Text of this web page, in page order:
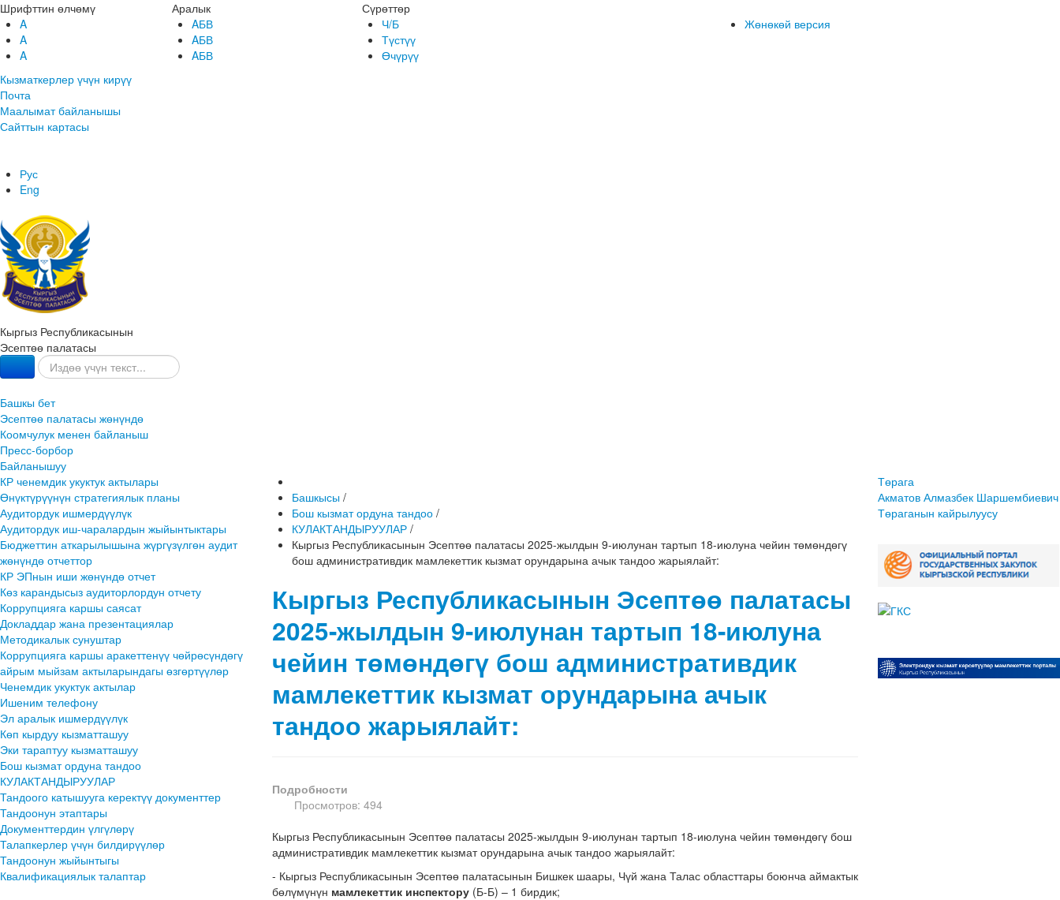
Шрифттин өлчөмү
A
A
A
Аралык
AБВ
AБВ
AБВ
Сүрөттөр
Ч/Б
Түстүү
Өчүрүү
Жөнөкөй версия
Кызматкерлер үчүн кирүү
Почта
Маалымат байланышы
Сайттын картасы
Рус
Eng
Кыргыз Республикасынын
Эсептөө палатасы
Башкы бет
Эсептөө палатасы жөнүндө
Коомчулук менен байланыш
Пресс-борбор
Байланышуу
КР ченемдик укуктук актылары
Өнүктүрүүнүн стратегиялык планы
Аудитордук ишмердүүлүк
Аудитордук иш-чаралардын жыйынтыктары
Бюджеттин аткарылышына жүргүзүлгөн аудит
жөнүндө отчеттор
КР ЭПнын иши жөнүндө отчет
Көз карандысыз аудиторлордун отчету
Коррупцияга каршы саясат
Докладдар жана презентациялар
Методикалык сунуштар
Коррупцияга каршы аракеттенүү чөйрөсүндөгү
айрым мыйзам актыларындагы өзгөртүүлөр
Ченемдик укуктук актылар
Ишеним телефону
Эл аралык ишмердүүлүк
Көп кырдуу кызматташуу
Эки тараптуу кызматташуу
Бош кызмат ордуна тандоо
КУЛАКТАНДЫРУУЛАР
Тандоого катышууга керектүү документтер
Тандоонун этаптары
Документтердин үлгүлөрү
Талапкерлер үчүн билдирүүлөр
Тандоонун жыйынтыгы
Квалификациялык талаптар
Башкысы /
Бош кызмат ордуна тандоо /
КУЛАКТАНДЫРУУЛАР /
Кыргыз Республикасынын Эсептөө палатасы 2025-жылдын 9-июлунан тартып 18-июлуна чейин төмөндөгү
бош административдик мамлекеттик кызмат орундарына ачык тандоо жарыялайт:
Кыргыз Республикасынын Эсептөө палатасы
2025-жылдын 9-июлунан тартып 18-июлуна
чейин төмөндөгү бош административдик
мамлекеттик кызмат орундарына ачык
тандоо жарыялайт:
Подробности
Просмотров: 494
Кыргыз Республикасынын Эсептөө палатасы 2025-жылдын 9-июлунан тартып 18-июлуна чейин төмөндөгү бош
административдик мамлекеттик кызмат орундарына ачык тандоо жарыялайт:
- Кыргыз Республикасынын Эсептөө палатасынын Бишкек шаары, Чүй жана Талас областтары боюнча аймактык
бөлүмүнүн мамлекеттик инспектору(Б-Б) – 1 бирдик;
Төрага
Акматов Алмазбек Шаршембиевич
Төраганын кайрылуусу